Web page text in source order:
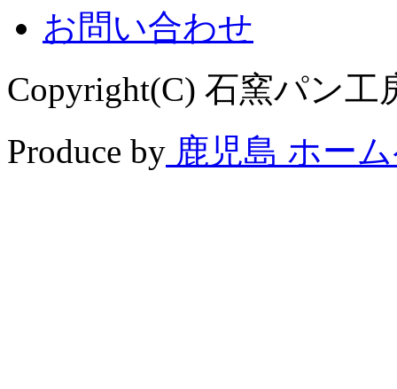
お問い合わせ
Copyright(C) 石窯パン工
Produce by 鹿児島 ホー